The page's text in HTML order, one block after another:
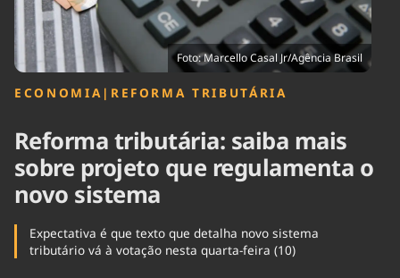
Foto: Marcello Casal Jr/Agência Brasil
ECONOMIA | REFORMA TRIBUTÁRIA
Reforma tributária: saiba mais
sobre projeto que regulamenta o
novo sistema
Expectativa é que texto que detalha novo sistema
tributário vá à votação nesta quarta-feira (10)